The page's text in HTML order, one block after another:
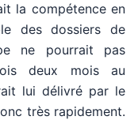
la compétence en
des dossiers de
ne pourrait pas
deux mois au
lui délivré par le
très rapidement.